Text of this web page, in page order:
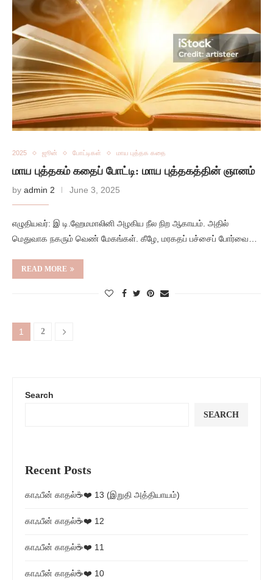
2025 ஜூன் போட்டிகள் மாய புத்தக கதை
மாய புத்தகம் கதைப் போட்டி: மாய புத்தகத்தின் ஞானம்
by admin 2 June 3, 2025
எழுதியவர்: இ டி.ஹேமமாலினி அழகிய நீல நிற ஆகாயம். அதில்
மெதுவாக நகரும் வெண் மேகங்கள். கீழே, மரகதப் பச்சைப் போர்வை…
READ MORE
1 2
Search
SEARCH
Recent Posts
காஃபீன் காதல்☕❤️ 13 (இறுதி அத்தியாயம்)
காஃபீன் காதல்☕❤️ 12
காஃபீன் காதல்☕❤️ 11
காஃபீன் காதல்☕❤️ 10